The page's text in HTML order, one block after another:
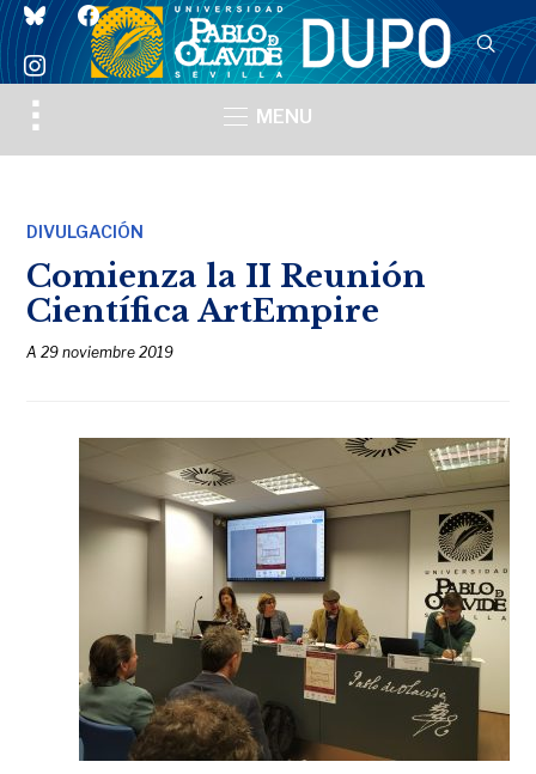
blueskyfacebook
instagram
Toggle
sidebar
MENU
DIVULGACIÓN
Comienza la II Reunión
Científica ArtEmpire
A29 noviembre 2019